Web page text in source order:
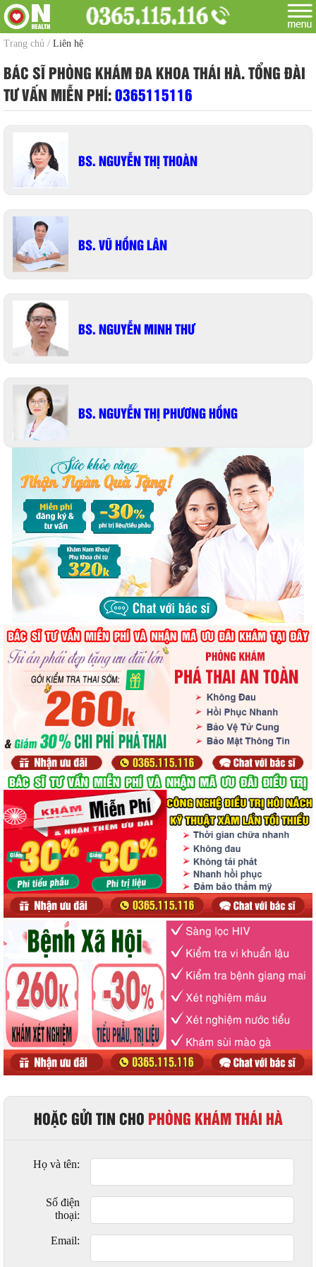
Trang chủ / Liên hệ
BÁC SĨ PHÒNG KHÁM ĐA KHOA THÁI HÀ. TỔNG ĐÀI
TƯ VẤN MIỄN PHÍ:0365115116
BS. NGUYỄN THỊ THOÀN
BS. VŨ HỒNG LÂN
BS. NGUYỄN MINH THƯ
BS. NGUYỄN THỊ PHƯƠNG HỒNG
HOẶC GỬI TIN CHOPHÒNG KHÁM THÁI HÀ
Họ và tên:
Số điện
thoại:
Email: